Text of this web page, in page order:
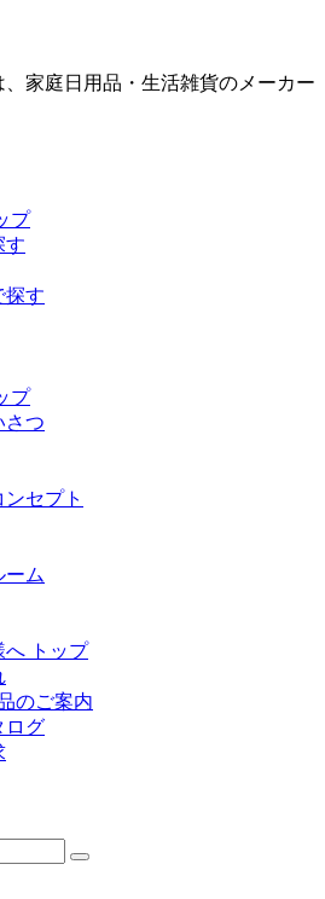
家庭日用品・生活雑貨のメーカー
プ
す
探す
プ
さつ
セプト
ーム
へ トップ
のご案内
ログ